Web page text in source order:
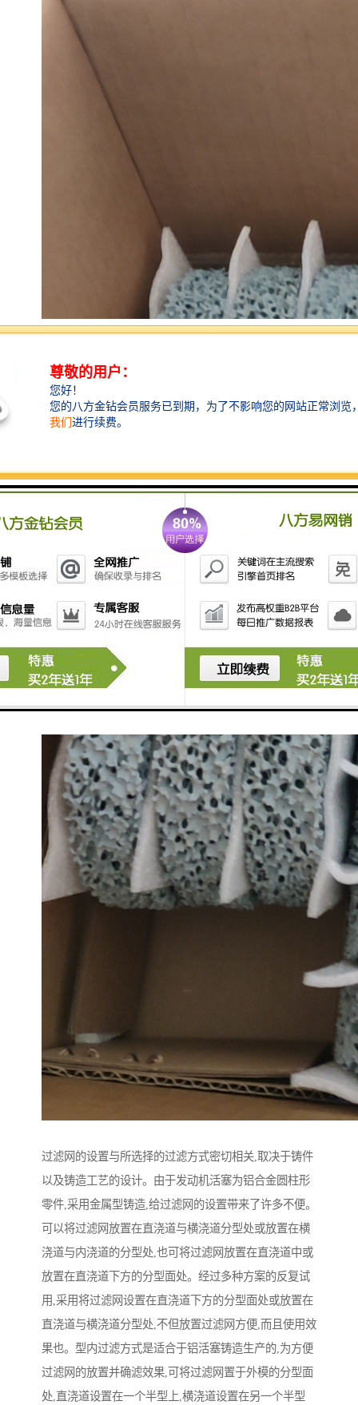
过滤网的设置与所选择的过滤方式密切相关,取决于铸件
以及铸造工艺的设计。由于发动机活塞为铝合金圆柱形
零件,采用金属型铸造,给过滤网的设置带来了许多不便。
可以将过滤网放置在直浇道与横浇道分型处或放置在横
浇道与内浇道的分型处,也可将过滤网放置在直浇道中或
放置在直浇道下方的分型面处。经过多种方案的反复试
用,采用将过滤网设置在直浇道下方的分型面处或放置在
直浇道与横浇道分型处,不但放置过滤网方便,而且使用效
果也。型内过滤方式是适合于铝活塞铸造生产的,为方便
过滤网的放置并确滤效果,可将过滤网置于外模的分型面
处,直浇道设置在一个半型上,横浇道设置在另一个半型